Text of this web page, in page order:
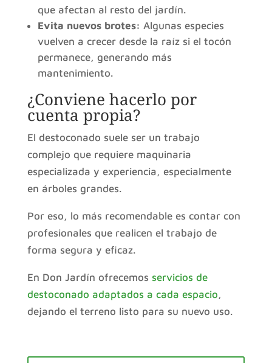
que afectan al resto del jardín.
Evita nuevos brotes: Algunas especies
vuelven a crecer desde la raíz si el tocón
permanece, generando más
mantenimiento.
¿Conviene hacerlo por
cuenta propia?
El destoconado suele ser un trabajo
complejo que requiere maquinaria
especializada y experiencia, especialmente
en árboles grandes.
Por eso, lo más recomendable es contar con
profesionales que realicen el trabajo de
forma segura y eficaz.
En Don Jardín ofrecemos servicios de
destoconado adaptados a cada espacio,
dejando el terreno listo para su nuevo uso.